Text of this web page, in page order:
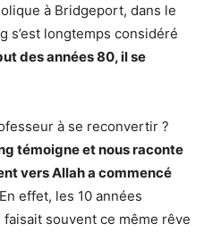
à Bridgeport, dans le
s’est longtemps considéré
des années 80, il se
à se reconvertir ?
témoigne et nous raconte
vers Allah a commencé
En effet, les 10 années
souvent ce même rêve